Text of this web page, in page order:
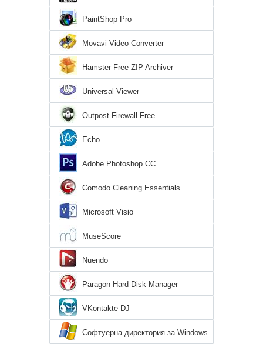
PaintShop Pro
Movavi Video Converter
Hamster Free ZIP Archiver
Universal Viewer
Outpost Firewall Free
Echo
Adobe Photoshop CC
Comodo Cleaning Essentials
Microsoft Visio
MuseScore
Nuendo
Paragon Hard Disk Manager
VKontakte DJ
Софтуерна директория за Windows
7